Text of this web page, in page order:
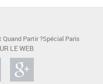
Quand Partir ?Spécial Paris
LE WEB